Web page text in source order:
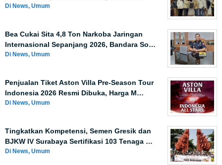
Di News, Umum
Bea Cukai Sita 4,8 Ton Narkoba Jaringan
Internasional Sepanjang 2026, Bandara So…
Di News, Umum
Penjualan Tiket Aston Villa Pre-Season Tour
Indonesia 2026 Resmi Dibuka, Harga M…
Di News, Umum
Tingkatkan Kompetensi, Semen Gresik dan
BJKW IV Surabaya Sertifikasi 103 Tenaga …
Di News, Umum